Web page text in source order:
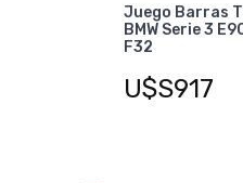
Juego Barras
BMW Serie 3
F32
U$S917